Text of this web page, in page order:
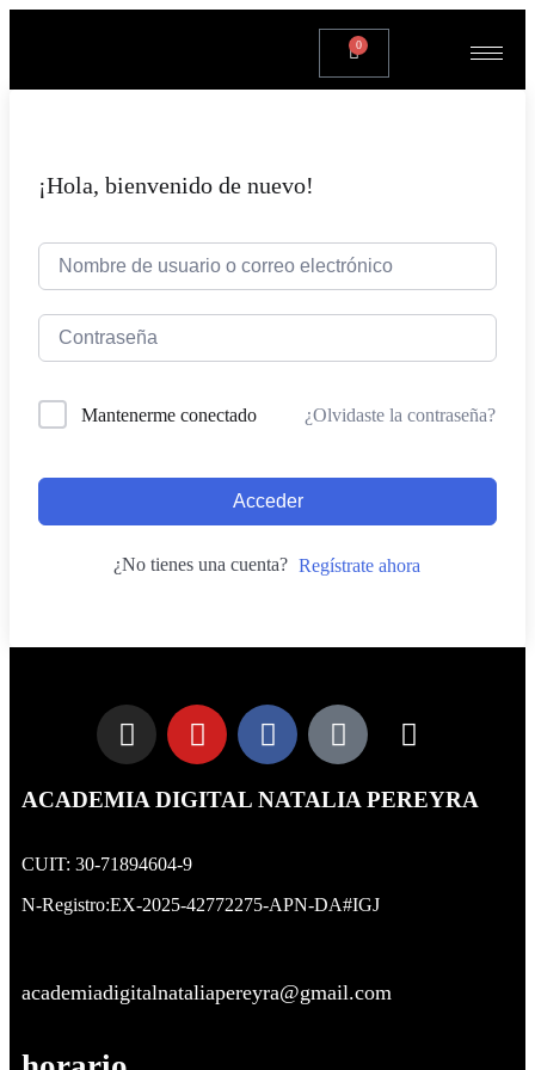
0
¡Hola, bienvenido de nuevo!
Mantenerme conectado ¿Olvidaste la contraseña?
Acceder
¿No tienes una cuenta? Regístrate ahora
ACADEMIA DIGITAL NATALIA PEREYRA
CUIT: 30-71894604-9
N-Registro:EX-2025-42772275-APN-DA#IGJ
academiadigitalnataliapereyra@gmail.com